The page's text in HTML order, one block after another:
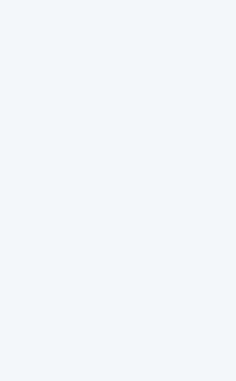
rychlá a
a esteticky
zhotovení otvoru do
přesnou montáž